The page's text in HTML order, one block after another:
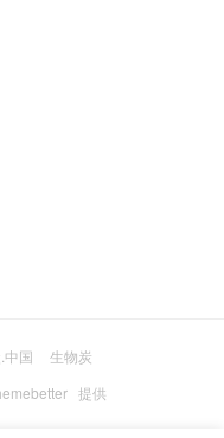
中国
生物炭
提供